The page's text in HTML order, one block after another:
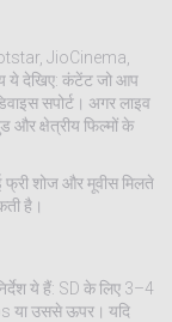
JioCinema,
ये देखिए: कंटेंट जो आप
सपोर्ट। अगर लाइव
क्षेत्रीय फिल्मों के
शोज और मूवीस मिलते
है।
ये हैं: SD के लिए 3–4
या उससे ऊपर। यदि